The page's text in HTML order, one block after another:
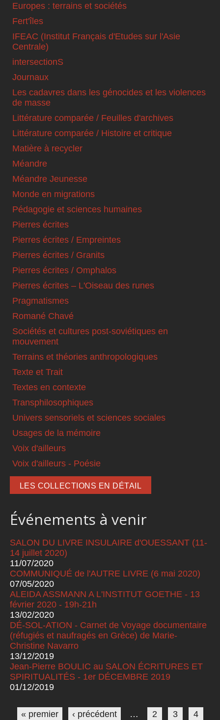
Europes : terrains et sociétés
Fert'îles
IFEAC (Institut Français d'Etudes sur l'Asie
Centrale)
intersectionS
Journaux
Les cadavres dans les génocides et les violences
de masse
Littérature comparée / Feuilles d'archives
Littérature comparée / Histoire et critique
Matière à recycler
Méandre
Méandre Jeunesse
Monde en migrations
Pédagogie et sciences humaines
Pierres écrites
Pierres écrites / Empreintes
Pierres écrites / Granits
Pierres écrites / Omphalos
Pierres écrites – L'Oiseau des runes
Pragmatismes
Romané Chavé
Sociétés et cultures post-soviétiques en
mouvement
Terrains et théories anthropologiques
Texte et Trait
Textes en contexte
Transphilosophiques
Univers sensoriels et sciences sociales
Usages de la mémoire
Voix d'ailleurs
Voix d'ailleurs - Poésie
LES COLLECTIONS EN DÉTAIL
Événements à venir
SALON DU LIVRE INSULAIRE d'OUESSANT (11-
14 juillet 2020)
11/07/2020
COMMUNIQUÉ de l'AUTRE LIVRE (6 mai 2020)
07/05/2020
ALEIDA ASSMANN A L'INSTITUT GOETHE - 13
février 2020 - 19h-21h
13/02/2020
DÉ-SOL-ATION - Carnet de Voyage documentaire
(réfugiés et naufragés en Grèce) de Marie-
Christine Navarro
13/12/2019
Jean-Pierre BOULIC au SALON ÉCRITURES ET
SPIRITUALITÉS - 1er DÉCEMBRE 2019
01/12/2019
Pages
« premier ‹ précédent … 2 3 4